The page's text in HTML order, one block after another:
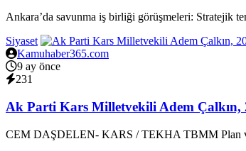
Ankara’da savunma iş birliği görüşmeleri: Stratejik
Siyaset
Kamuhaber365.com
9 ay önce
231
Ak Parti Kars Milletvekili Adem Çalkın,
CEM DAŞDELEN- KARS / TEKHA TBMM Plan ve